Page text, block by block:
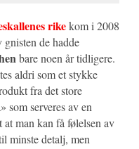
rikekom i 2008
de hadde
bare noen år tidligere.
aldri som et stykke
fra det store
som serveres av en
at man kan få følelsen av
minste detalj, men